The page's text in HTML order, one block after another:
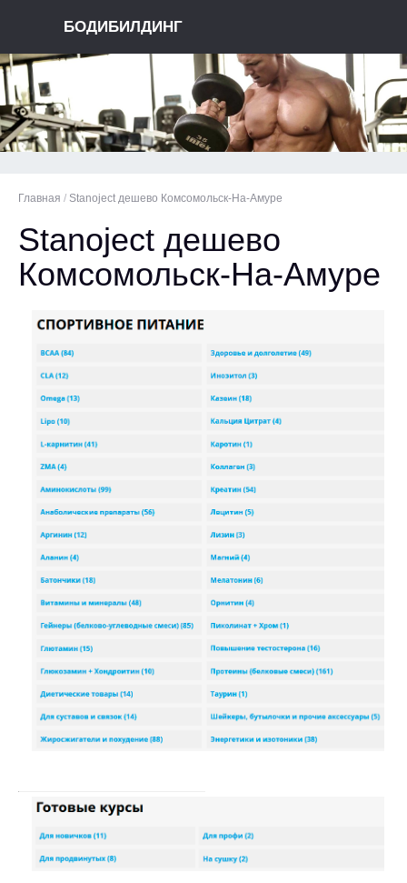
БОДИБИЛДИНГ
Главная / Stanoject дешево Комсомольск-На-Амуре
Stanoject дешево
Комсомольск-На-Амуре